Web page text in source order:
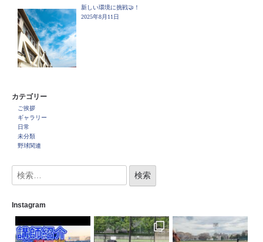
新しい環境に挑戦🤝！
2025年8月11日
カテゴリー
ご挨拶
ギャラリー
日常
未分類
野球関連
Instagram